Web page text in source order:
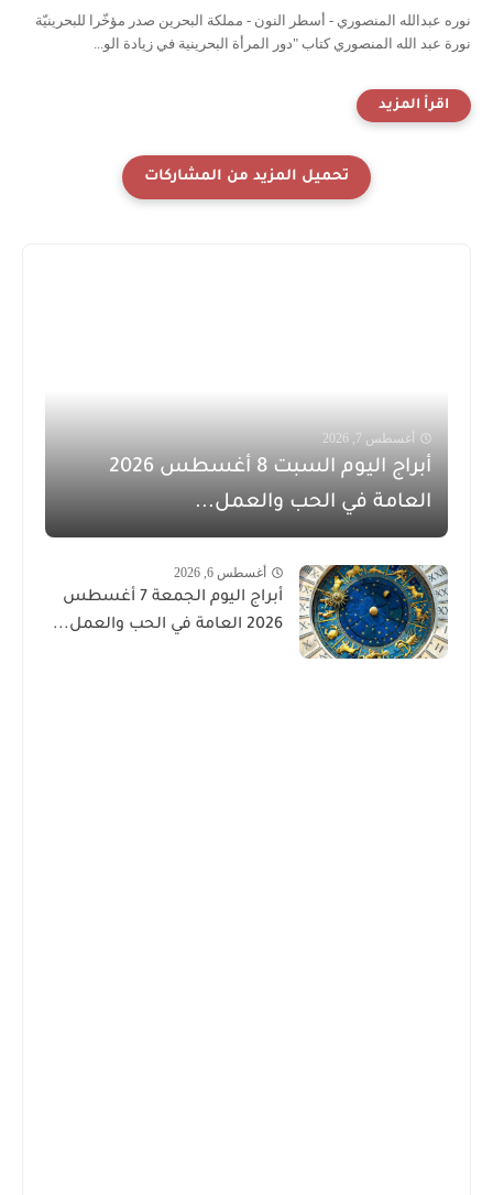
نوره عبدالله المنصوري - أسطر النون - مملكة البحرين صدر مؤخّرا للبحرينيّة
نورة عبد الله المنصوري كتاب "دور المرأة البحرينية في زيادة الو...
أغسطس 7, 2026
أبراج اليوم السبت 8 أغسطس 2026
العامة في الحب والعمل...
أغسطس 6, 2026
أبراج اليوم الجمعة 7 أغسطس
2026 العامة في الحب والعمل...